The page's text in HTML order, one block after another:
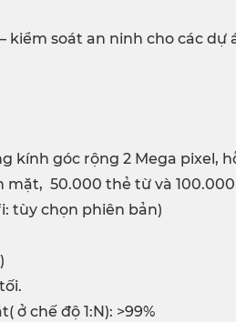
kiểm soát an ninh cho các
kính góc rộng 2 Mega pixel,
mặt, 50.000 thẻ từ và
tùy chọn phiên bản)
ở chế độ 1:N): >99%